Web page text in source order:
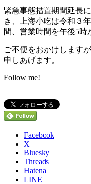
更
新
日
時
:
緊急事態措置期間延長
き、上海小吃は令和３
間、営業時間を午後5時
ご不便をおかけします
申しあげます。
Follow me!
Facebook
X
Bluesky
Threads
Hatena
LINE